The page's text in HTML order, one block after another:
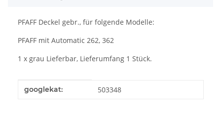
PFAFF Deckel gebr., für folgende Modelle:
PFAFF mit Automatic 262, 362
1 x grau Lieferbar, Lieferumfang 1 Stück.
Produkteigenschaft
Wert
googlekat: 503348